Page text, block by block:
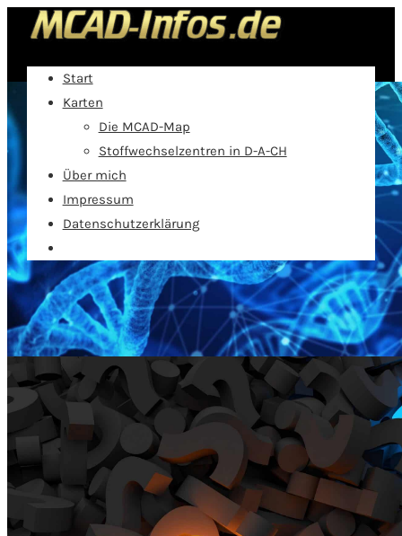
Start
Karten
Die MCAD-Map
Stoffwechselzentren in D-A-CH
Über mich
Impressum
Datenschutzerklärung
Hilfe zur Selbsthilfe beim MCAD-Mangel
Alles, was man zum Medium-chain Acyl-CoA
Dehydrogenase-Mangel wissen muss
zu den MCAD-Informationen